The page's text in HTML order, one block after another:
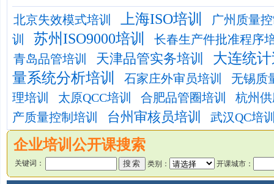
北京失效模式培训 上海ISO培训
广州质量
训
苏州ISO9000培训
长春生产件批准程序
青岛品管培训
天津品管实务培训
大连统
量系统分析培训
石家庄外审员培训
无锡质
理培训
太原QCC培训 合肥品管圈培训
杭州
产质量控制培训
台州审核员培训 武汉QC培
企业培训公开课搜索
关键词： 类别： 开课城市：